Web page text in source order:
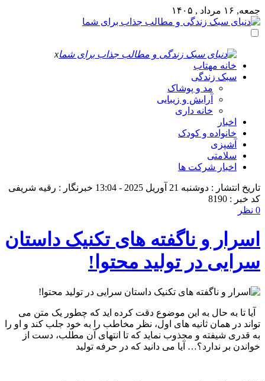
جمعه, ۱۶ مرداد , ۱۴۰۵
x
خانه مهتاب
سبک زندگی
مد و پوشاک
آرایش و زیبایی
خانه داری
اخبار
خانواده و کودک
آشپزی
سلامتی
اخبار شرکت ها
تاریخ انتشار : دوشنبه 21 آوریل 2025 - 13:04
خبرنگار : رقیه شریفی
کد خبر : 8190
0 نظر
اسرار و ناگفته های تکنیک داستان
سرایی در تولید محتوا!
آیا تا به حال به این موضوع دقت کرده اید که چطور یک متن می
تواند در همان ثانیه های اول، نظر مخاطب را به خود جلب کند و او را
به قدری شیفته و مجذوب نماید که تا انتهای آن مطلب، دست از
خواندن بر ندارد؟… آیا می دانید که در حرفه تولید